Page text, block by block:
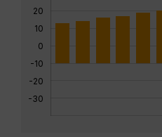
20
10
0
-10
-20
-30